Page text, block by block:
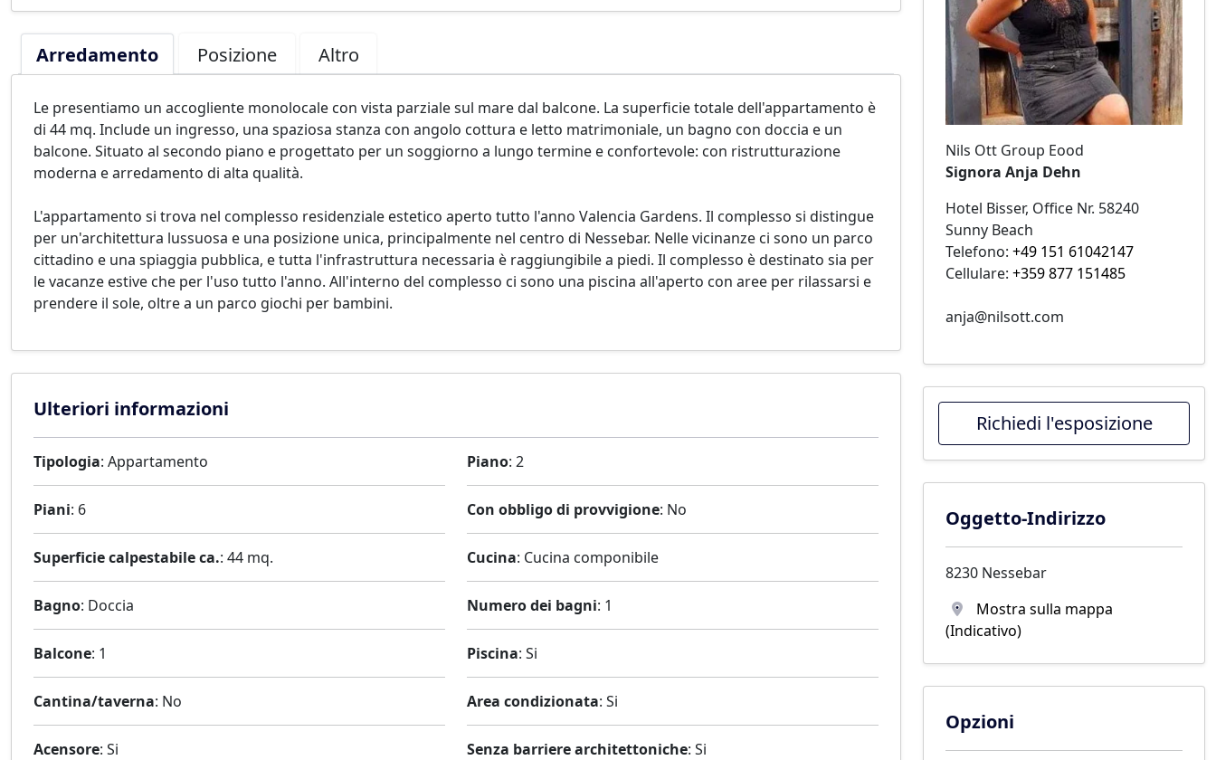
Arredamento Posizione Altro
Le presentiamo un accogliente monolocale con vista parziale sul mare dal balcone. La superficie totale dell'appartamento è
di 44 mq. Include un ingresso, una spaziosa stanza con angolo cottura e letto matrimoniale, un bagno con doccia e un
balcone. Situato al secondo piano e progettato per un soggiorno a lungo termine e confortevole: con ristrutturazione
moderna e arredamento di alta qualità.
L'appartamento si trova nel complesso residenziale estetico aperto tutto l'anno Valencia Gardens. Il complesso si distingue
per un'architettura lussuosa e una posizione unica, principalmente nel centro di Nessebar. Nelle vicinanze ci sono un parco
cittadino e una spiaggia pubblica, e tutta l'infrastruttura necessaria è raggiungibile a piedi. Il complesso è destinato sia per
le vacanze estive che per l'uso tutto l'anno. All'interno del complesso ci sono una piscina all'aperto con aree per rilassarsi e
prendere il sole, oltre a un parco giochi per bambini.
Ulteriori informazioni
Tipologia: Appartamento Piano: 2
Piani: 6 Con obbligo di provvigione: No
Superficie calpestabile ca.: 44 mq. Cucina: Cucina componibile
Bagno: Doccia Numero dei bagni: 1
Balcone: 1 Piscina: Si
Cantina/taverna: No Area condizionata: Si
Acensore: Si Senza barriere architettoniche: Si
Nils Ott Group Eood
Signora Anja Dehn
Hotel Bisser, Office Nr. 58240
Sunny Beach
Telefono: +49 151 61042147
Cellulare: +359 877 151485
anja@nilsott.com
Richiedi l'esposizione
Oggetto-Indirizzo
8230 Nessebar
Mostra sulla mappa
(Indicativo)
Opzioni